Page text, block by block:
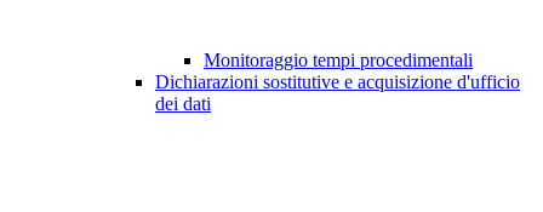
Monitoraggio tempi procedimentali
Dichiarazioni sostitutive e acquisizione d'ufficio
dei dati